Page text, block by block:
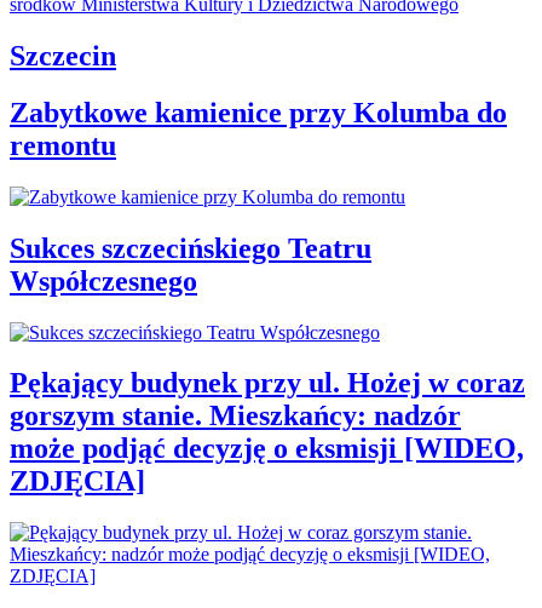
Szczecin
Zabytkowe kamienice przy Kolumba do
remontu
Sukces szczecińskiego Teatru
Współczesnego
Pękający budynek przy ul. Hożej w coraz
gorszym stanie. Mieszkańcy: nadzór
może podjąć decyzję o eksmisji [WIDEO,
ZDJĘCIA]